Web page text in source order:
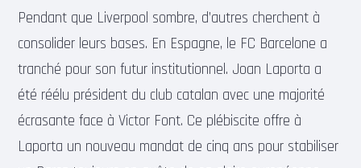
Pendant que Liverpool sombre, d’autres cherchent à
consolider leurs bases. En Espagne, le FC Barcelone a
tranché pour son futur institutionnel. Joan Laporta a
été réélu président du club catalan avec une majorité
écrasante face à Victor Font. Ce plébiscite offre à
Laporta un nouveau mandat de cinq ans pour stabiliser